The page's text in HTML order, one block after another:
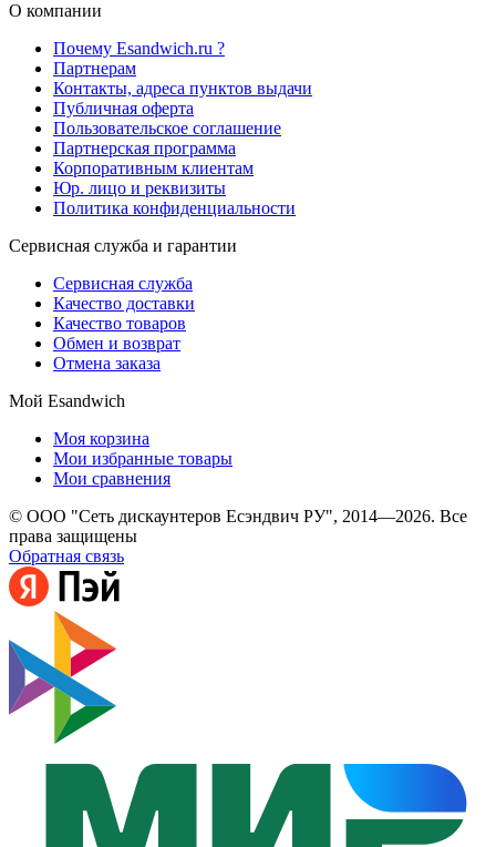
О компании
Почему Esandwich.ru ?
Партнерам
Контакты, адреса пунктов выдачи
Публичная оферта
Пользовательское соглашение
Партнерская программа
Корпоративным клиентам
Юр. лицо и реквизиты
Политика конфиденциальности
Сервисная служба и гарантии
Сервисная служба
Качество доставки
Качество товаров
Обмен и возврат
Отмена заказа
Мой Esandwich
Моя корзина
Мои избранные товары
Мои сравнения
© ООО "Сеть дискаунтеров Есэндвич РУ", 2014—2026. Все
права защищены
Обратная связь